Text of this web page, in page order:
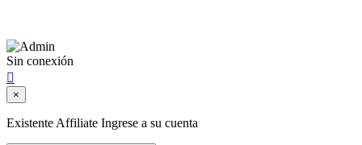
Sin conexión

×
Existente Affiliate Ingrese a su cuenta